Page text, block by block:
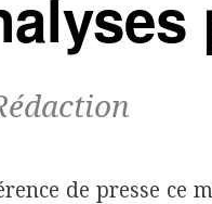
de presse ce